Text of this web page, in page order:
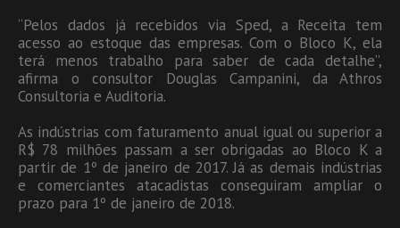
“Pelos dados já recebidos via Sped, a Receita tem
acesso ao estoque das empresas. Com o Bloco K, ela
terá menos trabalho para saber de cada detalhe”,
afirma o consultor Douglas Campanini, da Athros
Consultoria e Auditoria.
As indústrias com faturamento anual igual ou superior a
R$ 78 milhões passam a ser obrigadas ao Bloco K a
partir de 1º de janeiro de 2017. Já as demais indústrias
e comerciantes atacadistas conseguiram ampliar o
prazo para 1º de janeiro de 2018.